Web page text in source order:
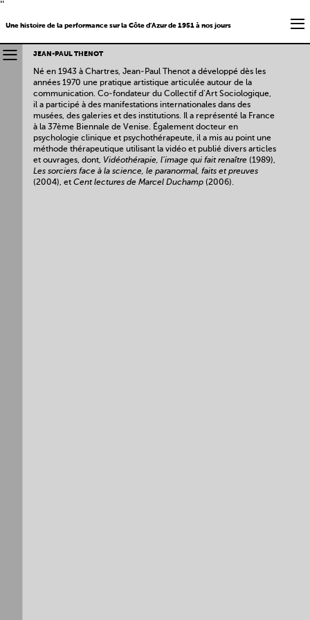
''
Une histoire de la performance sur la Côte d'Azur de 1951 à nos jours
JEAN-PAUL THENOT
Né en 1943 à Chartres, Jean-Paul Thenot a développé dès les
années 1970 une pratique artistique articulée autour de la
communication. Co-fondateur du Collectif d’Art Sociologique,
il a participé à des manifestations internationales dans des
musées, des galeries et des institutions. Il a représenté la France
à la 37ème Biennale de Venise. Également docteur en
psychologie clinique et psychothérapeute, il a mis au point une
méthode thérapeutique utilisant la vidéo et publié divers articles
et ouvrages, dont, Vidéothérapie, l’image qui fait renaître (1989),
Les sorciers face à la science, le paranormal, faits et preuves
(2004), et Cent lectures de Marcel Duchamp (2006).